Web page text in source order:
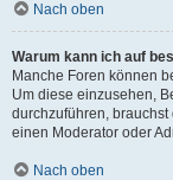
Nach oben
Warum kann ich auf
Manche Foren können
Um diese einzusehen,
durchzuführen,
einen Moderator oder
Nach oben